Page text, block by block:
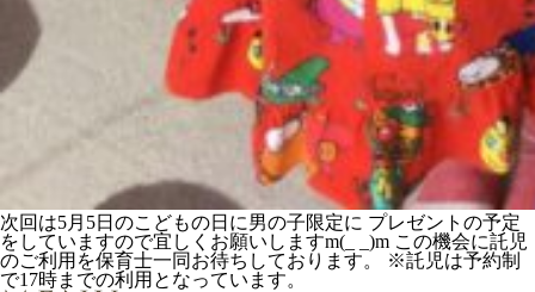
次回は5月5日のこどもの日に男の子限定に プレゼントの予定
をしていますので宜しくお願いしますm(_ _)m この機会に託児
のご利用を保育士一同お待ちしております。 ※託児は予約制
で17時までの利用となっています。